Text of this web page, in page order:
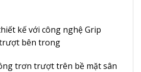
kế với công nghệ Grip
bên trong
trơn trượt trên bề mặt sân